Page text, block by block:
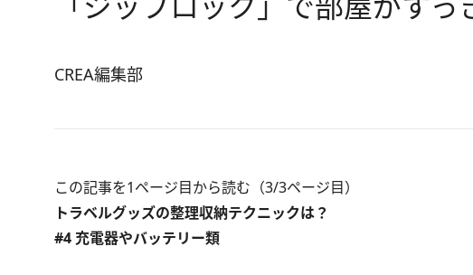
CREA編集部
この記事を1ページ目から読む（3/3ページ目）
トラベルグッズの整理収納テクニックは？
#4 充電器やバッテリー類